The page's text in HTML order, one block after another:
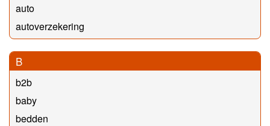
auto
autoverzekering
B
b2b
baby
bedden